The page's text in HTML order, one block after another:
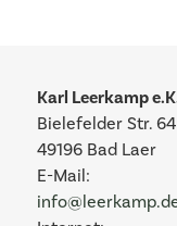
Karl Leerkamp
Bielefelder Str. 64
49196 Bad Laer
E-Mail: